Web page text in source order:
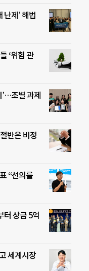
난제’ 해법
‘위험 관
’…조별 과제
반은 비정
“선의를
터 상금 5억
세계시장